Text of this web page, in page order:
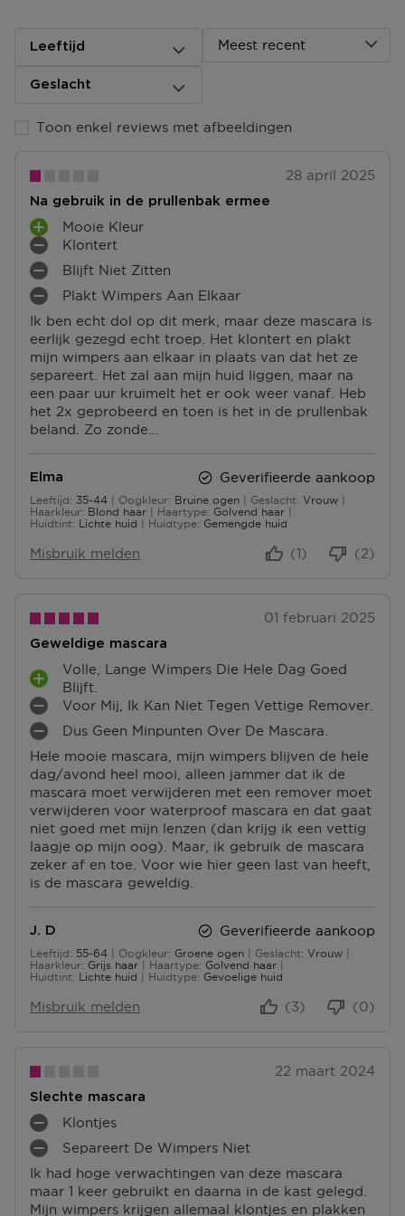
jouw bestelling te herroepen, kun je contact met ons
voor herroeping
Je mag het product ook terugbrengen of omruilen in
retourformulier in te vullen. Neem wel je
Ga naar meer info en FAQ’s over retourneren.
Meer vragen rond bestellen? Die vind je op onze FAQ
pagina.
Leeftijd
Geslacht
Toon enkel reviews met afbeeldingen
Meest recent
28 april 2025
Na gebruik in de prullenbak ermee
Ik ben echt dol op dit merk, maar deze mascara is
eerlijk gezegd echt troep. Het klontert en plakt
mijn wimpers aan elkaar in plaats van dat het ze
separeert. Het zal aan mijn huid liggen, maar na
een paar uur kruimelt het er ook weer vanaf. Heb
het 2x geprobeerd en toen is het in de prullenbak
beland. Zo zonde…
P
L
U
S
P
U
N
T
E
N
Mooie Kleur
M
I
N
P
U
N
T
E
N
Klontert
M
I
N
E
N
Blijft Niet Zitten
M
N
P
U
N
T
E
Plakt Wimpers Aan Elkaar
Elma
Leeftijd
35 tot 4435-44 Oogkleur Bruine ogen Geslacht
Vrouw
Haarkleur
Blond haar Haartype
Golvend haar
Huidtint
Lichte huid Huidtype Gemengde huid
Geverifieerde aankoop
Misbruik melden (2)
(1)
01 februari 2025
Geweldige mascara
Hele mooie mascara, mijn wimpers blijven de hele
dag/avond heel mooi, alleen jammer dat ik de
mascara moet verwijderen met een remover moet
verwijderen voor waterproof mascara en dat gaat
niet goed met mijn lenzen (dan krijg ik een vettig
laagje op mijn oog). Maar, ik gebruik de mascara
zeker af en toe. Voor wie hier geen last van heeft,
is de mascara geweldig.
P
L
U
S
P
U
N
T
E
N
Volle, Lange Wimpers Die Hele Dag Goed
Blijft.
M
I
N
P
E
Voor Mij, Ik Kan Niet Tegen Vettige Remover.
M
I
N
P
U
N
T
E
N
Dus Geen Minpunten Over De Mascara.
J. D
Leeftijd
55 tot 6455-64 Oogkleur Groene ogen Geslacht
Vrouw
Haarkleur
Grijs haar Haartype
Golvend haar
Huidtint
Lichte huid Huidtype Gevoelige huid
Geverifieerde aankoop
Misbruik melden (0)
(3)
22 maart 2024
Slechte mascara
Ik had hoge verwachtingen van deze mascara
maar 1 keer gebruikt en daarna in de kast gelegd.
Mijn wimpers krijgen allemaal klontjes en plakken
M
I
N
U
Klontjes
M
N
P
Separeert De Wimpers Niet